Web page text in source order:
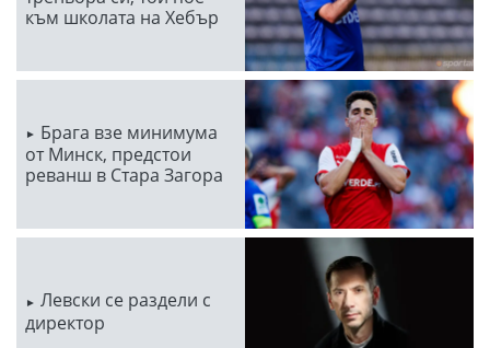
към школата на Хебър
Брага взе минимума
от Минск, предстои
реванш в Стара Загора
Левски се раздели с
директор